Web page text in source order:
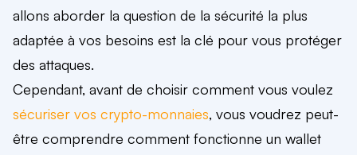
allons aborder la question de la sécurité la plus
adaptée à vos besoins est la clé pour vous protéger
des attaques.
Cependant, avant de choisir comment vous voulez
sécuriser vos crypto-monnaies, vous voudrez peut-
être comprendre comment fonctionne un wallet